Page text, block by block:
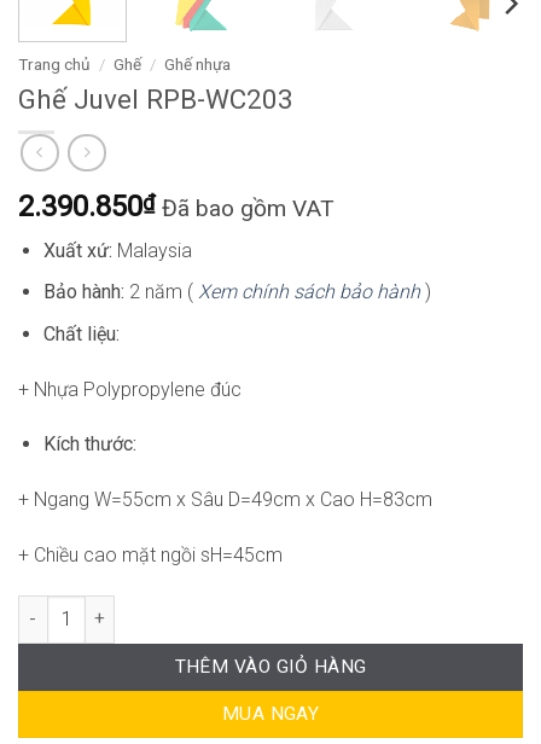
Trang chủ / Ghế / Ghế nhựa
Ghế Juvel RPB-WC203
2.390.850₫ Đã bao gồm VAT
Xuất xứ: Malaysia
Bảo hành: 2 năm ( Xem chính sách bảo hành)
Chất liệu:
+ Nhựa Polypropylene đúc
Kích thước:
+ Ngang W=55cm x Sâu D=49cm x Cao H=83cm
+ Chiều cao mặt ngồi sH=45cm
Ghế Juvel RPB-WC203 số lượng
THÊM VÀO GIỎ HÀNG
MUA NGAY